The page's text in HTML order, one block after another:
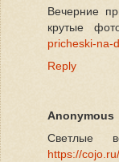
Вечерние
крутые
pricheski-na-
Reply
Anonymous
Светлые
https://